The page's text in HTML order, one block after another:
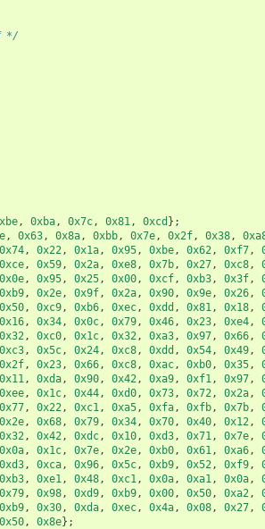
*/
, 0xba, 0x7c, 0x81, 0xcd };
, 0x63, 0x8a, 0xbb, 0x7e, 0x2f, 0x38,
0x74, 0x22, 0x1a, 0x95, 0xbe, 0x62, 0xf7,
0xce, 0x59, 0x2a, 0xe8, 0x7b, 0x27, 0xc8,
0x0e, 0x95, 0x25, 0x00, 0xcf, 0xb3, 0x3f,
0xb9, 0x2e, 0x9f, 0x2a, 0x90, 0x9e, 0x26,
0x50, 0xc9, 0xb6, 0xec, 0xdd , 0x81, 0x18,
0x16, 0x34, 0x0c, 0x79, 0x46, 0x23, 0xe4,
0x32, 0xc0, 0x1c, 0x32, 0xa3, 0x97, 0x66,
0xc3, 0x5c, 0x24, 0xc8, 0xdd , 0x54, 0x49,
0x2f, 0x23, 0x66, 0xc8, 0xac, 0xb0, 0x35,
0x11, 0xda, 0x90, 0x42, 0xa9, 0xf1, 0x97,
0xee, 0x1c, 0x44, 0xd0, 0x73, 0x72, 0x2a,
0x77, 0x22, 0xc1, 0xa5, 0xfa, 0xfb, 0x7b,
0x2e, 0x68, 0x79, 0x34, 0x70, 0x40, 0x12,
0x32, 0x42, 0xdc, 0x10, 0xd3, 0x71, 0x7e,
0x0a, 0x1c, 0x7e, 0x2e, 0xb0, 0x61, 0xa6,
0xd3, 0xca, 0x96, 0x5c, 0xb9, 0x52, 0xf9,
0xb3, 0xe1, 0x48, 0xc1, 0x0a, 0xa1, 0x0a,
0x79, 0x98, 0xd9, 0xb9, 0x00, 0x50, 0xa2,
0xb9, 0x30, 0xda, 0xec, 0x4a, 0x08, 0x27,
0x50, 0x8e};